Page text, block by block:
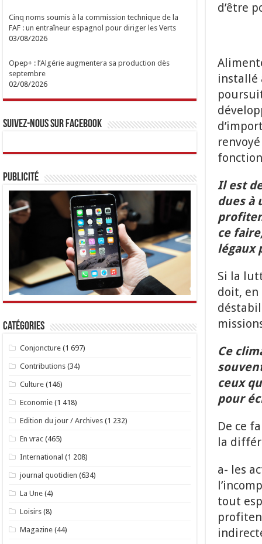
d’être
installé
Il est
dues à
ce
légaux
Si la
doit, en
Ce
ceux
pour
De ce
la
a- les
tout
Cinq noms soumis à la commission technique de la
FAF : un entraîneur espagnol pour diriger les Verts
03/08/2026
Opep+ : l’Algérie augmentera sa production dès
septembre
02/08/2026
Suivez-nous sur Facebook
Publicité
Catégories
Conjoncture (1 697)
Contributions (34)
Culture (146)
Economie (1 418)
Edition du jour / Archives (1 232)
En vrac (465)
International (1 208)
journal quotidien (634)
La Une (4)
Loisirs (8)
Magazine (44)